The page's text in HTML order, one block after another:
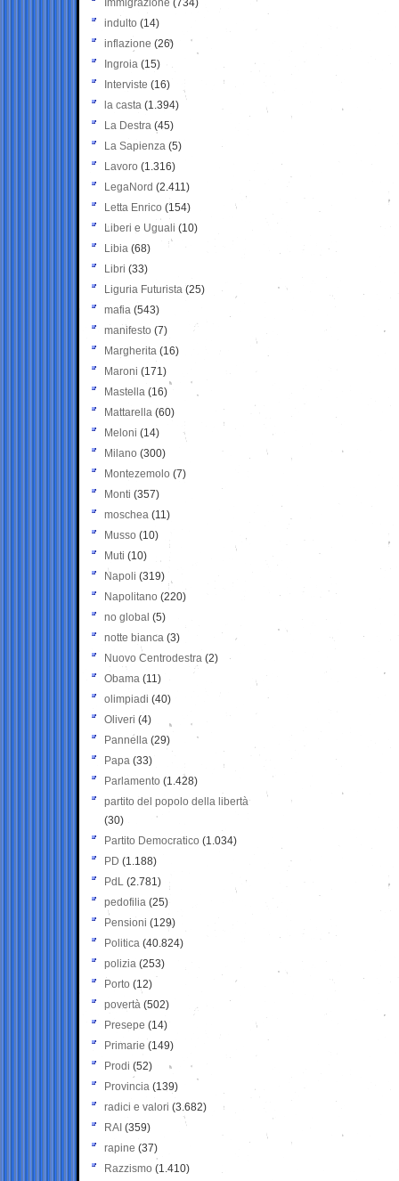
Immigrazione (734)
indulto (14)
inflazione (26)
Ingroia (15)
Interviste (16)
la casta (1.394)
La Destra (45)
La Sapienza (5)
Lavoro (1.316)
LegaNord (2.411)
Letta Enrico (154)
Liberi e Uguali (10)
Libia (68)
Libri (33)
Liguria Futurista (25)
mafia (543)
manifesto (7)
Margherita (16)
Maroni (171)
Mastella (16)
Mattarella (60)
Meloni (14)
Milano (300)
Montezemolo (7)
Monti (357)
moschea (11)
Musso (10)
Muti (10)
Napoli (319)
Napolitano (220)
no global (5)
notte bianca (3)
Nuovo Centrodestra (2)
Obama (11)
olimpiadi (40)
Oliveri (4)
Pannella (29)
Papa (33)
Parlamento (1.428)
partito del popolo della libertà
(30)
Partito Democratico (1.034)
PD (1.188)
PdL (2.781)
pedofilia (25)
Pensioni (129)
Politica (40.824)
polizia (253)
Porto (12)
povertà (502)
Presepe (14)
Primarie (149)
Prodi (52)
Provincia (139)
radici e valori (3.682)
RAI (359)
rapine (37)
Razzismo (1.410)